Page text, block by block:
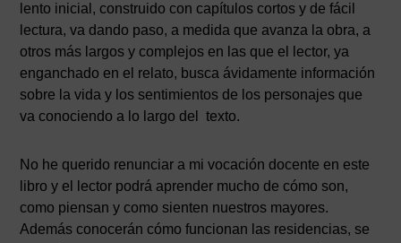
lento inicial, construido con capítulos cortos y de fácil
lectura, va dando paso, a medida que avanza la obra, a
otros más largos y complejos en las que el lector, ya
enganchado en el relato, busca ávidamente información
sobre la vida y los sentimientos de los personajes que
va conociendo a lo largo del texto.
No he querido renunciar a mi vocación docente en este
libro y el lector podrá aprender mucho de cómo son,
como piensan y como sienten nuestros mayores.
Además conocerán cómo funcionan las residencias, se